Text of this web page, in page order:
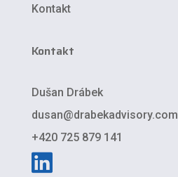
Kontakt
Kontakt
Dušan Drábek
dusan@drabekadvisory.com
+420 725 879 141
